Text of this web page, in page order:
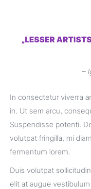
„LESSER
–
In consectetur viverra
in. Ut sem arcu,
Suspendisse potenti.
volutpat fringilla, mi
fermentum lorem.
Duis volutpat
elit at augue